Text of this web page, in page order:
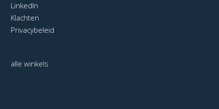
LinkedIn
Klachten
Privacybeleid
alle winkels